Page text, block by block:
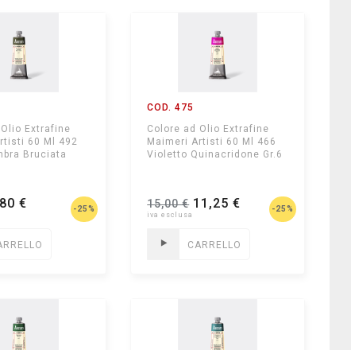
Extrafine
60 Ml 492
Bruciata
€ -25%
COD. 475
Colore ad Olio Extrafine
Maimeri Artisti 60 Ml 466
Violetto Quinacridone Gr.6
15,00 €11,25 € -25%
CARRELLO